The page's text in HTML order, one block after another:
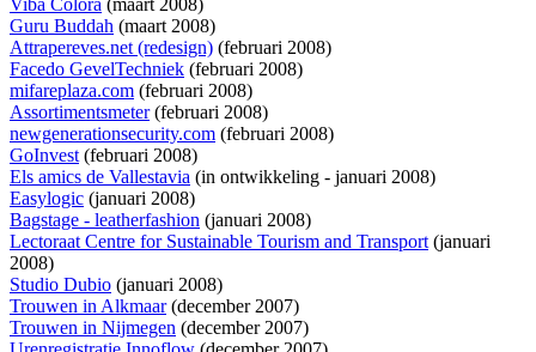
Viba Colora (maart 2008)
Guru Buddah (maart 2008)
Attrapereves.net (redesign) (februari 2008)
Facedo GevelTechniek (februari 2008)
mifareplaza.com (februari 2008)
Assortimentsmeter(februari 2008)
newgenerationsecurity.com (februari 2008)
GoInvest(februari 2008)
Els amics de Vallestavia (in ontwikkeling - januari 2008)
Easylogic (januari 2008)
Bagstage - leatherfashion (januari 2008)
Lectoraat Centre for Sustainable Tourism and Transport(januari
2008)
Studio Dubio (januari 2008)
Trouwen in Alkmaar(december 2007)
Trouwen in Nijmegen (december 2007)